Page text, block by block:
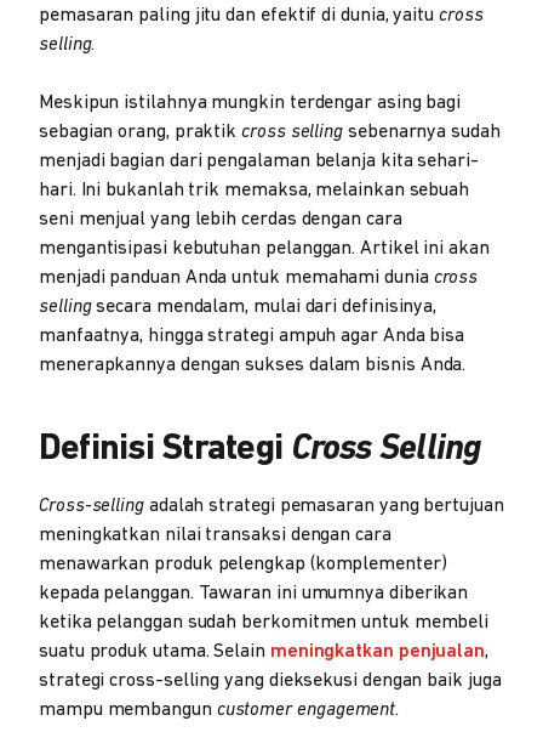
pemasaran paling jitu dan efektif di dunia, yaitucross
selling.
Meskipun istilahnya mungkin terdengar asing bagi
sebagian orang, praktikcross selling sebenarnya sudah
menjadi bagian dari pengalaman belanja kita sehari-
hari. Ini bukanlah trik memaksa, melainkan sebuah
seni menjual yang lebih cerdas dengan cara
mengantisipasi kebutuhan pelanggan. Artikel ini akan
menjadi panduan Anda untuk memahami dunia cross
sellingsecara mendalam, mulai dari definisinya,
manfaatnya, hingga strategi ampuh agar Anda bisa
menerapkannya dengan sukses dalam bisnis Anda.
Definisi Strategi Cross Selling
Cross-sellingadalah strategi pemasaran yang bertujuan
meningkatkan nilai transaksi dengan cara
menawarkan produk pelengkap (komplementer)
kepada pelanggan. Tawaran ini umumnya diberikan
ketika pelanggan sudah berkomitmen untuk membeli
suatu produk utama. Selain meningkatkan penjualan,
strategi cross-selling yang dieksekusi dengan baik juga
mampu membangun customer engagement.